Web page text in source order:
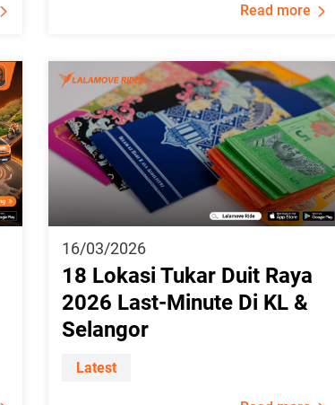
Read more
16/03/2026
18 Lokasi Tukar Duit Raya
2026 Last-Minute Di KL &
Selangor
Latest